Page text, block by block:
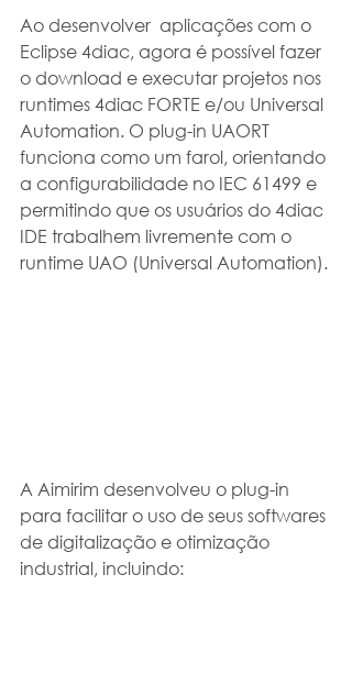
Ao desenvolver  aplicações com o
Eclipse 4diac, agora é possível fazer
o download e executar projetos nos
runtimes 4diac FORTE e/ou Universal
Automation. O plug-in UAORT
funciona como um farol, orientando
a configurabilidade no IEC 61499 e
permitindo que os usuários do 4diac
IDE trabalhem livremente com o
runtime UAO (Universal Automation).
A Aimirim desenvolveu o plug-in
para facilitar o uso de seus softwares
de digitalização e otimização
industrial, incluindo: